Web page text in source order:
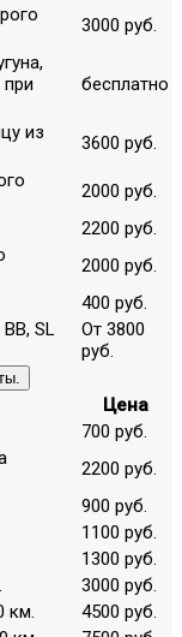
3000 руб.
бесплатно
из
3600 руб.
2000 руб.
2200 руб.
2000 руб.
400 руб.
ВВ, SL
От 3800
руб.
Цена
700 руб.
2200 руб.
900 руб.
1100 руб.
1300 руб.
3000 руб.
км.
4500 руб.